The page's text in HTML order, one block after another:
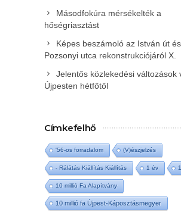
Másodfokúra mérsékelték a
hőségriasztást
Képes beszámoló az István út
Pozsonyi utca rekonstrukciójáról X.
Jelentős közlekedési változások
Újpesten hétfőtől
Címkefelhő
'56-os forradalom (V)észjelzés
- Rálátás Kiállítás Kiállítás 1 év
10 millió Fa Alapítvány
10 millió fa Újpest-Káposztásmegyer